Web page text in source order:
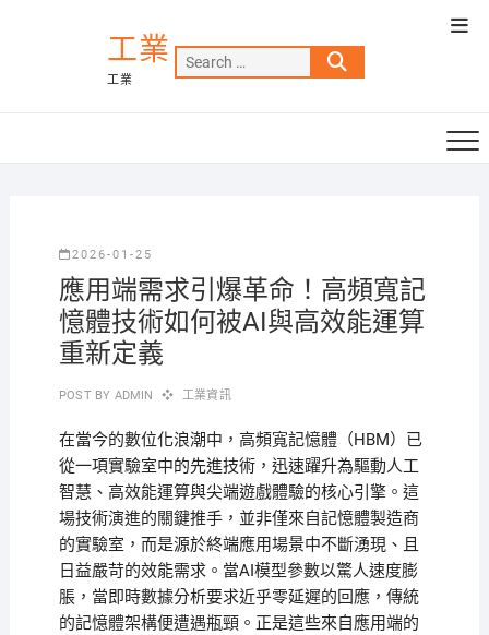
工業
工業
Search
…
2026-01-25
應用端需求引爆革命！高頻寬記
憶體技術如何被AI與高效能運算
重新定義
POST BY ADMIN 工業資訊
在當今的數位化浪潮中，高頻寬記憶體（HBM）已
從一項實驗室中的先進技術，迅速躍升為驅動人工
智慧、高效能運算與尖端遊戲體驗的核心引擎。這
場技術演進的關鍵推手，並非僅來自記憶體製造商
的實驗室，而是源於終端應用場景中不斷湧現、且
日益嚴苛的效能需求。當AI模型參數以驚人速度膨
脹，當即時數據分析要求近乎零延遲的回應，傳統
的記憶體架構便遭遇瓶頸。正是這些來自應用端的